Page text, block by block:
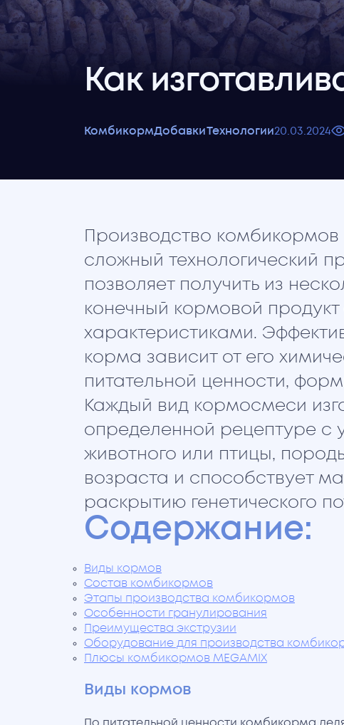
Как
КомбикормДобавкиТехнологии20 03 2024
Производство
сложный технологический
позволяет получить из
конечный кормовой
характеристиками.
корма зависит от его
питательной ценности,
Каждый вид кормосмеси
определенной рецептуре с
животного или птицы,
возраста и способствует
раскрытию генетического
Содержание:
Виды кормов
Состав комбикормов
Этапы производства комбикормов
Особенности гранулирования
Преимущества экструзии
Оборудование для производства
Плюсы комбикормов MEGAMIX
Виды кормов